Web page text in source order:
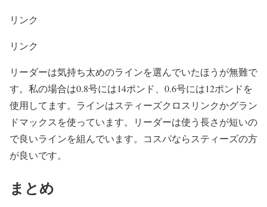
リンク
リンク
リーダーは気持ち太めのラインを選んでいたほうが無難で
す。私の場合は0.8号には14ポンド、0.6号には12ポンドを
使用してます。ラインはスティーズクロスリンクかグラン
ドマックスを使っています。リーダーは使う長さが短いの
で良いラインを組んでいます。コスパならスティーズの方
が良いです。
まとめ